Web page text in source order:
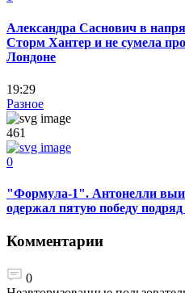
Александра Саснович в
Сторм Хантер и не сумела
Лондоне
19:29
Разное
461
0
"Формула-1". Антонелли
одержал пятую победу подряд
Комментарии
0